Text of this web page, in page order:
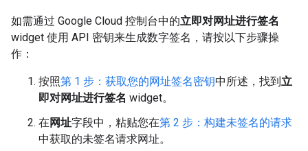
如需通过 Google Cloud 控制台中的立即对网址进行签名
widget 使用 API 密钥来生成数字签名，请按以下步骤操
作：
按照第 1 步：获取您的网址签名密钥中所述，找到立
即对网址进行签名 widget。
在 网址字段中，粘贴您在第 2 步：构建未签名的请求
中获取的未签名请求网址。